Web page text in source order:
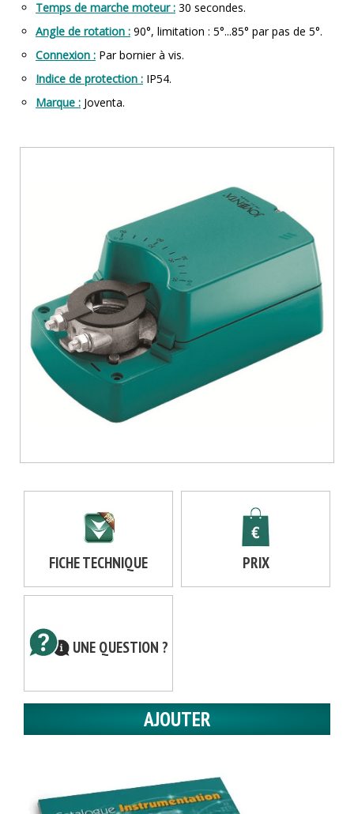
Temps de marche moteur : 30 secondes.
Angle de rotation : 90°, limitation : 5°...85° par pas de 5°.
Connexion : Par bornier à vis.
Indice de protection : IP54.
Marque : Joventa.
FICHE TECHNIQUE PRIX